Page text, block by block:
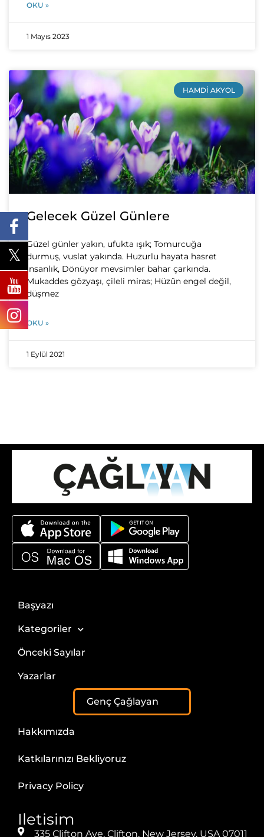
OKU »
1 Mayıs 2023
HAMDI AKYOL
Gelecek Güzel Günlere
Güzel günler yakın, ufukta ışık; Tomurcuğa
durmuş, vuslat yakında. Huzurlu hayata hasret
insanlık, Dönüyor mevsimler bahar çarkında.
Mukaddes gözyaşı, çileli miras; Hüzün engel değil,
düşmez
OKU »
1 Eylül 2021
Başyazı
Kategoriler
Önceki Sayılar
Yazarlar
Genç Çağlayan
Hakkımızda
Katkılarınızı Bekliyoruz
Privacy Policy
Iletisim
335 Clifton Ave, Clifton, New Jersey, USA 07011